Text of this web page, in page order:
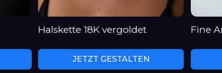
Halskette 18K vergoldet
JETZT GESTALTEN
Fine